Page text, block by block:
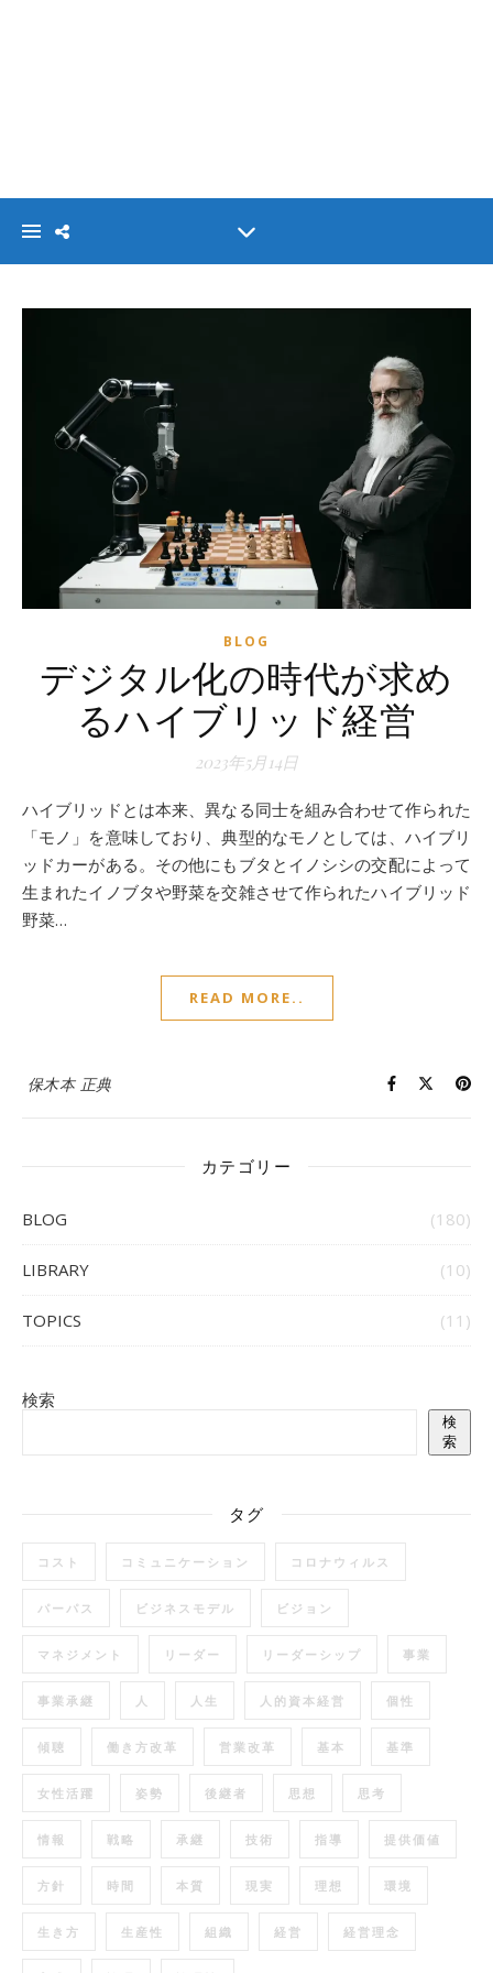
BLOG
デジタル化の時代が求め
るハイブリッド経営
2023年5月14日
ハイブリッドとは本来、異なる同士を組み合わせて作られた
「モノ」を意味しており、典型的なモノとしては、ハイブリ
ッドカーがある。その他にもブタとイノシシの交配によって
生まれたイノブタや野菜を交雑させて作られたハイブリッド
野菜…
READ MORE..
保木本 正典
カテゴリー
BLOG (180)
LIBRARY (10)
TOPICS (11)
検索
検
索
タグ
コスト コミュニケーション コロナウィルス
パーパス ビジネスモデル ビジョン
マネジメント リーダー リーダーシップ 事業
事業承継 人 人生 人的資本経営 個性
傾聴 働き方改革 営業改革 基本 基準
女性活躍 姿勢 後継者 思想 思考
情報 戦略 承継 技術 指導 提供価値
方針 時間 本質 現実 理想 環境
生き方 生産性 組織 経営 経営理念